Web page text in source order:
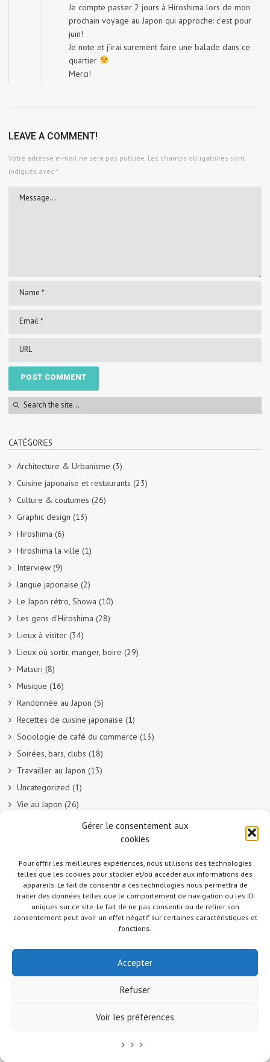
Gérer le consentement aux
cookies
Pour offrir les meilleures expériences, nous utilisons des technologies
telles que les cookies pour stocker et/ou accéder aux informations des
appareils. Le fait de consentir à ces technologies nous permettra de
traiter des données telles que le comportement de navigation ou les ID
uniques sur ce site. Le fait de ne pas consentir ou de retirer son
consentement peut avoir un effet négatif sur certaines caractéristiques et
fonctions.
Accepter
Refuser
Voir les préférences
Je compte passer 2 jours à Hiroshima lors de mon
prochain voyage au Japon qui approche: c’est pour
juin!
Je note et j’irai surement faire une balade dans ce
quartier
Merci!
LEAVE A COMMENT!
Votre adresse e-mail ne sera pas publiée. Les champs obligatoires sont
indiqués avec *
CATÉGORIES
Architecture & Urbanisme (3)
Cuisine japonaise et restaurants (23)
Culture & coutumes (26)
Graphic design (13)
Hiroshima (6)
Hiroshima la ville (1)
Interview (9)
langue japonaise (2)
Le Japon rétro, Showa (10)
Les gens d'Hiroshima (28)
Lieux à visiter (34)
Lieux où sortir, manger, boire (29)
Matsuri (8)
Musique (16)
Randonnée au Japon (5)
Recettes de cuisine japonaise (1)
Sociologie de café du commerce (13)
Soirées, bars, clubs (18)
Travailler au Japon (13)
Uncategorized (1)
Vie au Japon (26)
Vie de gaijin au Japon
(15)
ARTICLES RÉCENTS
Randonnée au Japon : Le lac Mashū
Le marché aux poissons nocturne d’Hiroshima
En direct sur Adobe France !
Graphiste freelance au Japon pour la 3e année
COMMENTAIRES RÉCENTS
Randonnée au Japon : Le Mont Daisen